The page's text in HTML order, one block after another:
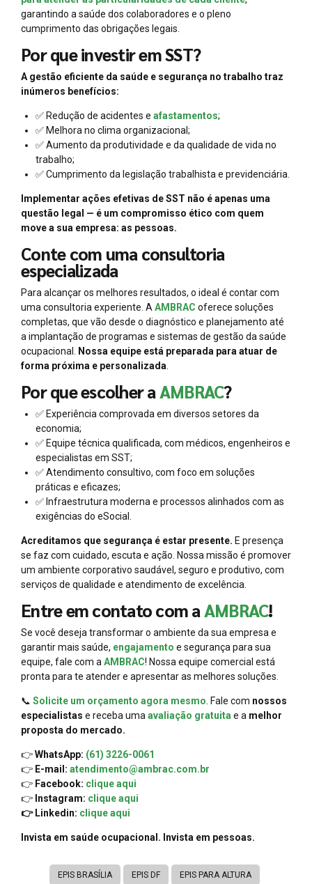
garantindo a saúde dos colaboradores e o pleno
cumprimento das obrigações legais.
Por que investir em SST?
A gestão eficiente da saúde e segurança no trabalho traz
inúmeros benefícios:
✅ Redução de acidentes e afastamentos;
✅ Melhora no clima organizacional;
✅ Aumento da produtividade e da qualidade de vida no
trabalho;
✅ Cumprimento da legislação trabalhista e previdenciária.
Implementar ações efetivas de SST não é apenas uma
questão legal — é um compromisso ético com quem
move a sua empresa: as pessoas.
Conte com uma consultoria
especializada
Para alcançar os melhores resultados, o ideal é contar com
uma consultoria experiente. A AMBRAC oferece soluções
completas, que vão desde o diagnóstico e planejamento até
a implantação de programas e sistemas de gestão da saúde
ocupacional.
Nossa equipe está preparada para atuar de
forma próxima e personalizada
Por que escolher aAMBRAC?
✅ Experiência comprovada em diversos setores da
economia;
✅ Equipe técnica qualificada, com médicos, engenheiros e
especialistas em SST;
✅ Atendimento consultivo, com foco em soluções
práticas e eficazes;
✅ Infraestrutura moderna e processos alinhados com as
exigências do eSocial.
Acreditamos que segurança é estar presente. E presença
se faz com cuidado, escuta e ação. Nossa missão é promover
um ambiente corporativo saudável, seguro e produtivo, com
serviços de qualidade e atendimento de excelência.
Entre em contato com aAMBRAC!
Se você deseja transformar o ambiente da sua empresa e
garantir mais saúde, engajamento e segurança para sua
equipe, fale com a AMBRAC! Nossa equipe comercial está
pronta para te atender e apresentar as melhores soluções.
📞 Solicite um orçamento agora mesmo . Fale com nossos
especialistas e receba uma avaliação gratuita e a melhor
proposta do mercado.
👉WhatsApp: (61) 3226-0061
👉 E-mail: atendimento@ambrac.com.br
👉 Facebook: clique aqui
👉 Instagram: clique aqui
👉 Linkedin: clique aqui
Invista em saúde ocupacional. Invista em pessoas.
EPIS BRASÍLIA EPIS DF EPIS PARA ALTURA